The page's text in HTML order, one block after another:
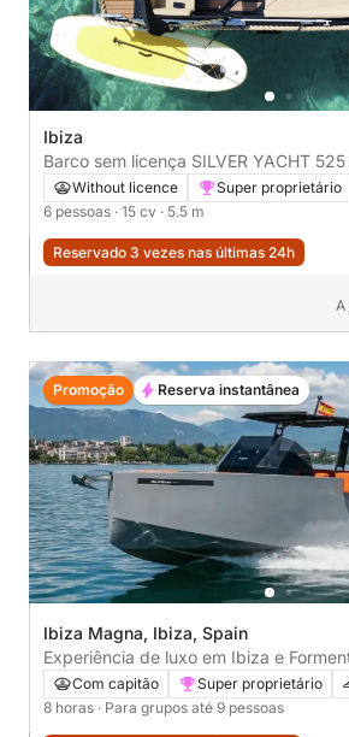
Ibiza
Barco sem licença SILVER YACHT 525 PREMIUM
15cvWithout licence
Super proprietário
6 pessoas · 15 cv · 5.5 m
Reservado 3 vezes nas últimas 24h
Ibiza Magna, Ibiza, Spain
Experiência de luxo em Ibiza e
inesquecível | Aluguel de barco
com capitão
Com capitão Super proprietário
8 horas · Para grupos até 9 pessoas
Promoção Reserva instantânea